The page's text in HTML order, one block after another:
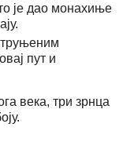
је дао монахиње
пут и
века, три зрнца